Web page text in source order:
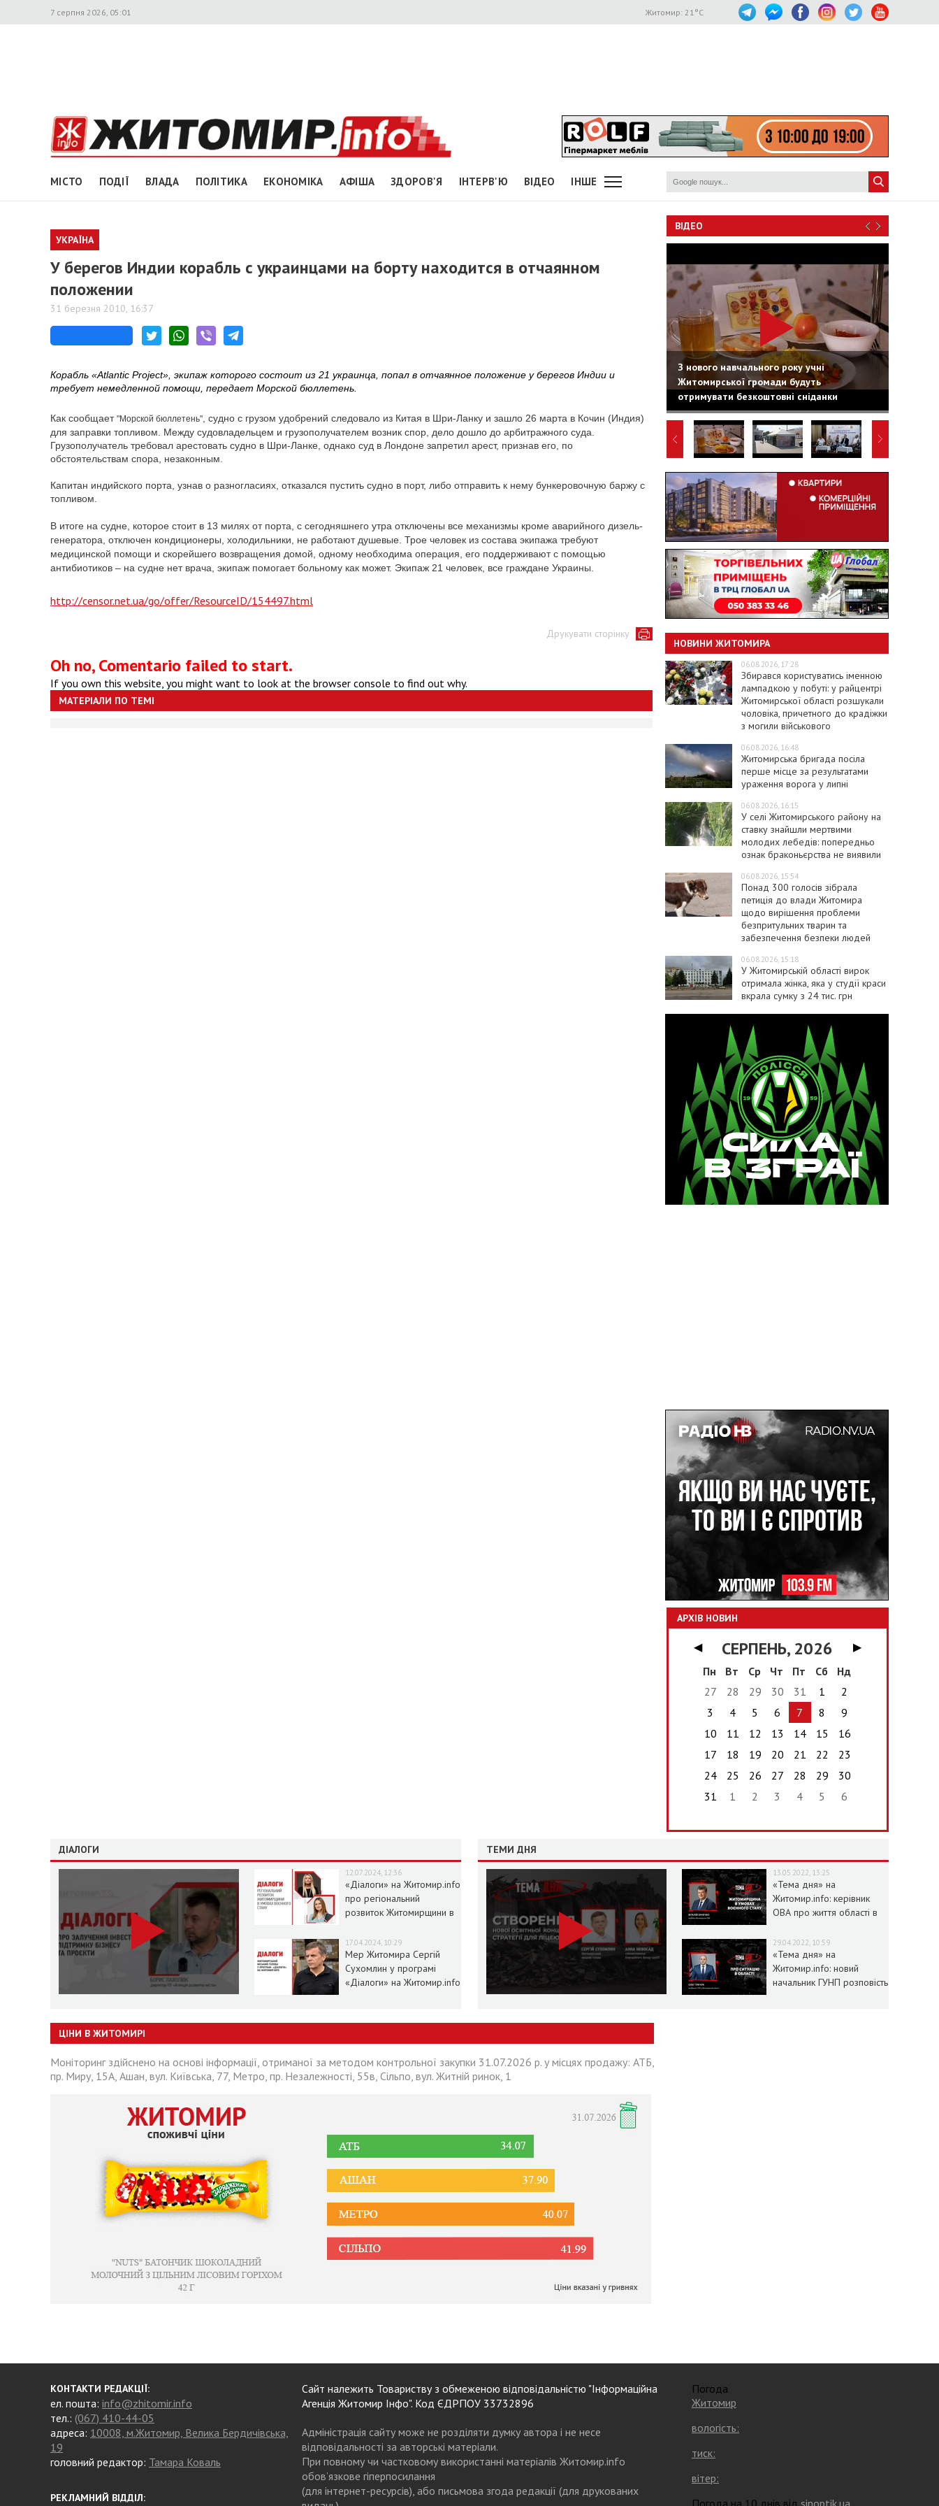
7 серпня 2026, 05:01 Житомир: 21°C
МІСТО ПОДІЇ ВЛАДА ПОЛІТИКА ЕКОНОМІКА АФІША ЗДОРОВ'Я ІНТЕРВ'Ю ВІДЕО ІНШЕ
УКРАЇНА
У берегов Индии корабль с украинцами на борту находится в отчаянном
положении
31 березня 2010, 16:37
Корабль «Atlantic Project», экипаж которого состоит из 21 украинца, попал в отчаянное положение у берегов Индии и
требует немедленной помощи, передает Морской бюллетень.
Как сообщает "Морской бюллетень" , судно с грузом удобрений следовало из Китая в Шри-Ланку и зашло 26 марта в Кочин (Индия)
для заправки топливом. Между судовладельцем и грузополучателем возник спор, дело дошло до арбитражного суда.
Грузополучатель требовал арестовать судно в Шри-Ланке, однако суд в Лондоне запретил арест, признав его, по
обстоятельствам спора, незаконным.
Капитан индийского порта, узнав о разногласиях, отказался пустить судно в порт, либо отправить к нему бункеровочную баржу с
топливом.
В итоге на судне, которое стоит в 13 милях от порта, с сегодняшнего утра отключены все механизмы кроме аварийного дизель-
генератора, отключен кондиционеры, холодильники, не работают душевые. Трое человек из состава экипажа требуют
медицинской помощи и скорейшего возвращения домой, одному необходима операция, его поддерживают с помощью
антибиотиков – на судне нет врача, экипаж помогает больному как может. Экипаж 21 человек, все граждане Украины.
http://censor.net.ua/go/offer/ResourceID/154497.html
Друкувати сторінку
Oh no, Comentario failed to start.
If you own this website, you might want to look at the browser console to find out why.
МАТЕРІАЛИ ПО ТЕМІ
ВІДЕО
З нового навчального року учні
Житомирської громади будуть
отримувати безкоштовні сніданки
НОВИНИ ЖИТОМИРА
06.08.2026, 17:28
Збирався користуватись іменною
лампадкою у побуті: у райцентрі
Житомирської області розшукали
чоловіка, причетного до крадіжки
з могили військового
06.08.2026, 16:48
Житомирська бригада посіла
перше місце за результатами
ураження ворога у липні
06.08.2026, 16:15
У селі Житомирського району на
ставку знайшли мертвими
молодих лебедів: попередньо
ознак браконьєрства не виявили
06.08.2026, 15:54
Понад 300 голосів зібрала
петиція до влади Житомира
щодо вирішення проблеми
безпритульних тварин та
забезпечення безпеки людей
06.08.2026, 15:18
У Житомирській області вирок
отримала жінка, яка у студії краси
вкрала сумку з 24 тис. грн
АРХІВ НОВИН
◀ СЕРПЕНЬ, 2026
▶
Пн
Вт Ср Чт Пт Сб
Нд
27
28 29 30 31 1
2
3
4 5 6 7 8
9
10
11 12 13 14 15
16
17
18 19 20 21 22
23
24
25 26 27 28 29
30
31
1 2 3 4 5 6
ДІАЛОГИ
12.07.2024, 12:36
«Діалоги» на Житомир.info
про регіональний
розвиток Житомирщини в
17.04.2024, 10:29
Мер Житомира Сергій
Сухомлин у програмі
«Діалоги» на Житомир.info
ТЕМИ ДНЯ
13.05.2022, 13:25
«Тема дня» на
Житомир.info: керівник
ОВА про життя області в
29.04.2022, 10:59
«Тема дня» на
Житомир.info: новий
начальник ГУНП розповість
ЦІНИ В ЖИТОМИРІ
Моніторинг здійснено на основі інформації, отриманої за методом контрольної закупки 31.07.2026 р. у місцях продажу: АТБ,
пр. Миру, 15А, Ашан, вул. Київська, 77, Метро, пр. Незалежності, 55в, Сільпо, вул. Житній ринок, 1
КОНТАКТИ РЕДАКЦІЇ:
ел. пошта: info@zhitomir.info
тел.: (067) 410-44-05
адреса: 10008, м.Житомир, Велика Бердичівська,
19
головний редактор: Тамара Коваль
РЕКЛАМНИЙ ВІДДІЛ:
Сайт належить Товариству з обмеженою відповідальністю "Інформаційна
Агенція Житомир Інфо". Код ЄДРПОУ 33732896
Адміністрація сайту може не розділяти думку автора і не несе
відповідальності за авторські матеріали.
При повному чи частковому використанні матеріалів Житомир.info
обов’язкове гіперпосилання
(для інтернет-ресурсів), або письмова згода редакції (для друкованих
Погода
Житомир
вологість:
тиск:
вітер:
Погода на 10 днів від sinoptik.ua